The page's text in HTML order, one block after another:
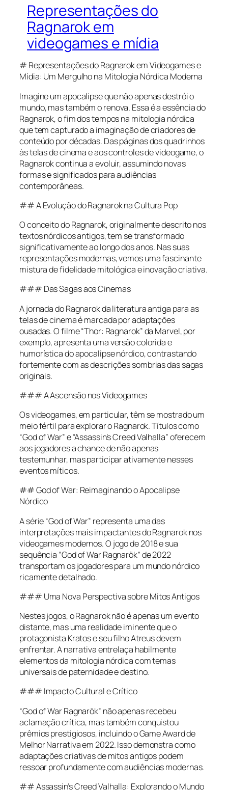
Representações do
Ragnarok em
videogames e mídia
# Representações do Ragnarok em Videogames e
Mídia: Um Mergulho na Mitologia Nórdica Moderna
Imagine um apocalipse que não apenas destrói o
mundo, mas também o renova. Essa é a essência do
Ragnarok, o fim dos tempos na mitologia nórdica
que tem capturado a imaginação de criadores de
conteúdo por décadas. Das páginas dos quadrinhos
às telas de cinema e aos controles de videogame, o
Ragnarok continua a evoluir, assumindo novas
formas e significados para audiências
contemporâneas.
## A Evolução do Ragnarok na Cultura Pop
O conceito do Ragnarok, originalmente descrito nos
textos nórdicos antigos, tem se transformado
significativamente ao longo dos anos. Nas suas
representações modernas, vemos uma fascinante
mistura de fidelidade mitológica e inovação criativa.
### Das Sagas aos Cinemas
A jornada do Ragnarok da literatura antiga para as
telas de cinema é marcada por adaptações
ousadas. O filme “Thor: Ragnarok” da Marvel, por
exemplo, apresenta uma versão colorida e
humorística do apocalipse nórdico, contrastando
fortemente com as descrições sombrias das sagas
originais.
### A Ascensão nos Videogames
Os videogames, em particular, têm se mostrado um
meio fértil para explorar o Ragnarok. Títulos como
“God of War” e “Assassin’s Creed Valhalla” oferecem
aos jogadores a chance de não apenas
testemunhar, mas participar ativamente nesses
eventos míticos.
## God of War: Reimaginando o Apocalipse
Nórdico
A série “God of War” representa uma das
interpretações mais impactantes do Ragnarok nos
videogames modernos. O jogo de 2018 e sua
sequência “God of War Ragnarök” de 2022
transportam os jogadores para um mundo nórdico
ricamente detalhado.
### Uma Nova Perspectiva sobre Mitos Antigos
Nestes jogos, o Ragnarok não é apenas um evento
distante, mas uma realidade iminente que o
protagonista Kratos e seu filho Atreus devem
enfrentar. A narrativa entrelaça habilmente
elementos da mitologia nórdica com temas
universais de paternidade e destino.
### Impacto Cultural e Crítico
“God of War Ragnarök” não apenas recebeu
aclamação crítica, mas também conquistou
prêmios prestigiosos, incluindo o Game Award de
Melhor Narrativa em 2022. Isso demonstra como
adaptações criativas de mitos antigos podem
ressoar profundamente com audiências modernas.
## Assassin’s Creed Valhalla: Explorando o Mundo